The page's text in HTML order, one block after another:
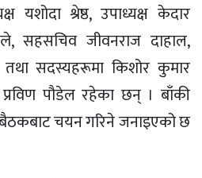
यशोदा श्रेष्ठ, उपाध्यक्ष केदार
सहसचिव जीवनराज दाहाल,
तथा सदस्यहरूमा किशोर कुमार
प्रविण पौडेल रहेका छन् । बाँकी
चयन गरिने जनाइएको छ